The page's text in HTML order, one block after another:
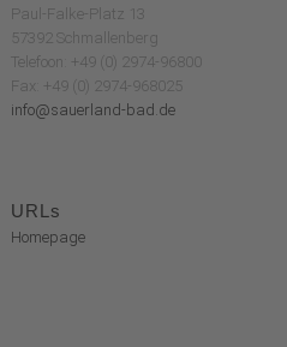
Paul-Falke-Platz 13
57392 Schmallenberg
Telefoon: +49 (0) 2974-96800
Fax: +49 (0) 2974-968025
info@sauerland-bad.de
URLs
Homepage